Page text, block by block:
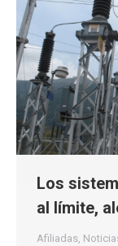
Los
al límite,
Afiliadas,